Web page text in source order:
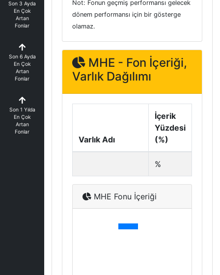
Son 3 Ayda
En Çok
Artan
Fonlar
Son 6 Ayda
En Çok
Artan
Fonlar
Son 1 Yılda
En Çok
Artan
Fonlar
Not: Fonun geçmiş performansı gelecek
dönem performansı için bir gösterge
olamaz.
MHE - Fon İçeriği,
Varlık Dağılımı
Varlık Adı
İçerik
Yüzdesi
(%)
%
MHE Fonu İçeriği